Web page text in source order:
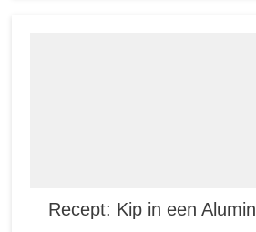
Recept: Kip in een